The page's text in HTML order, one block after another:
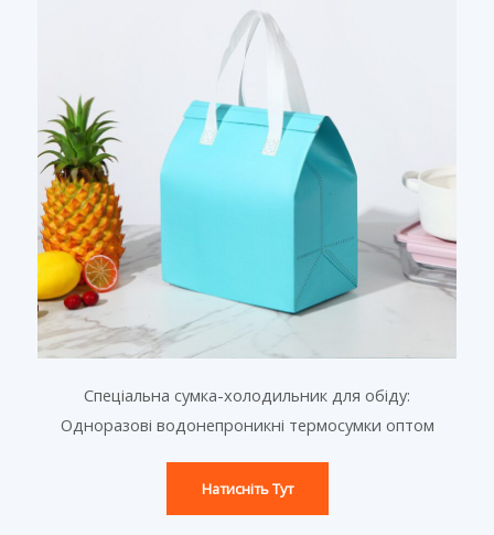
Спеціальна сумка-холодильник для обіду:
Одноразові водонепроникні термосумки оптом
Натисніть Тут